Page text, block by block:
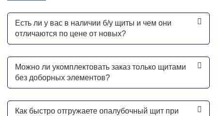
Есть ли у вас в наличии б/у щиты и чем они
отличаются по цене от новых?
Можно ли укомплектовать заказ только щитами
без доборных элементов?
Как быстро отгружаете опалубочный щит при